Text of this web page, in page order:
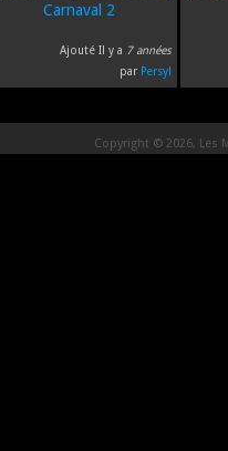
Carnaval 2
Ajouté Il y a 7 années
par Persyl
Copyright © 2026, Les